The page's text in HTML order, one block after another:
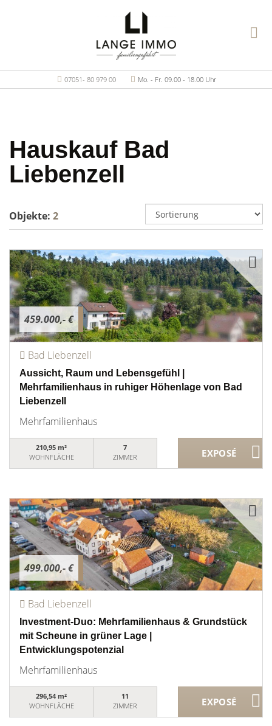
07051- 80 979 00 Mo. - Fr. 09.00 - 18.00 Uhr
Hauskauf Bad
Liebenzell
Objekte: 2
459.000,- €
Bad Liebenzell
Aussicht, Raum und Lebensgefühl |
Mehrfamilienhaus in ruhiger Höhenlage von Bad
Liebenzell
Mehrfamilienhaus
210,95 m²
WOHNFLÄCHE
7
ZIMMER
499.000,- €
Bad Liebenzell
Investment-Duo: Mehrfamilienhaus & Grundstück
mit Scheune in grüner Lage |
Entwicklungspotenzial
Mehrfamilienhaus
296,54 m²
WOHNFLÄCHE
11
ZIMMER